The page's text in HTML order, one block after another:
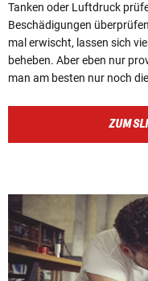
Tanken oder Luftdruck
Beschädigungen
mal erwischt, lassen sich
beheben. Aber eben nur
man am besten nur noch
ZUM